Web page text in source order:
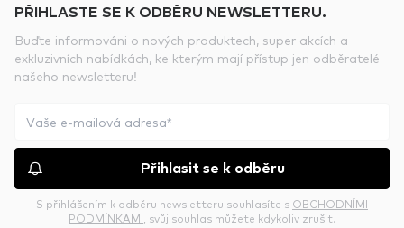
PŘIHLASTE SE K ODBĚRU NEWSLETTERU.
Buďte informováni o nových produktech, super akcích a
exkluzivních nabídkách, ke kterým mají přístup jen odběratelé
našeho newsletteru!
Přihlasit se k odběru
S přihlášením k odběru newsletteru souhlasíte s OBCHODNÍMI
PODMÍNKAMI , svůj souhlas můžete kdykoliv zrušit.